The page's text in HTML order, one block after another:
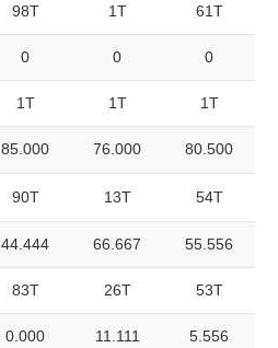
98T 1T 61T
0 0 0
1T 1T 1T
85.000 76.000 80.500
90T 13T 54T
44.444 66.667 55.556
83T 26T 53T
0.000 11.111 5.556